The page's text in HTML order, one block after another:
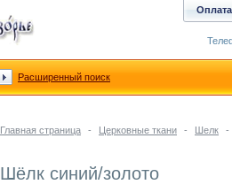
Главная страница - Церковные ткани - Шелк -
Шёлк синий/золото
Оплата
Расширенный поиск